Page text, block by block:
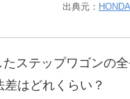
出典元：
たステップワゴンの
差はどれくらい？